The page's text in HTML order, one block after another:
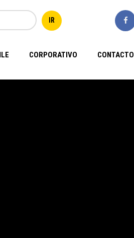
CORPORATIVO CONTACTO